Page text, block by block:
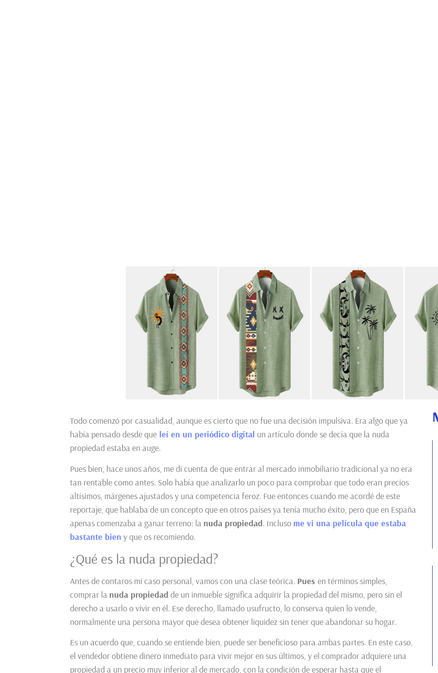
Todo comenzó por casualidad, aunque es cierto que no fue una decisión impulsiva. Era algo que ya
había pensado desde que leí en un periódico digital un artículo donde se decía que la nuda
propiedad estaba en auge.
Pues bien, hace unos años, me di cuenta de que entrar al mercado inmobiliario tradicional ya no era
tan rentable como antes. Solo había que analizarlo un poco para comprobar que todo eran precios
altísimos, márgenes ajustados y una competencia feroz. Fue entonces cuando me acordé de este
reportaje, que hablaba de un concepto que en otros países ya tenía mucho éxito, pero que en España
apenas comenzaba a ganar terreno: la nuda propiedad. Incluso me vi una película que estaba
bastante bien y que os recomiendo.
¿Qué es la nuda propiedad?
Antes de contaros mi caso personal, vamos con una clase teórica. Puesen términos simples,
comprar la nuda propiedad de un inmueble significa adquirir la propiedad del mismo, pero sin el
derecho a usarlo o vivir en él. Ese derecho, llamado usufructo, lo conserva quien lo vende,
normalmente una persona mayor que desea obtener liquidez sin tener que abandonar su hogar.
Es un acuerdo que, cuando se entiende bien, puede ser beneficioso para ambas partes. En este caso,
el vendedor obtiene dinero inmediato para vivir mejor en sus últimos, y el comprador adquiere una
propiedad a un precio muy inferior al de mercado, con la condición de esperar hasta que el